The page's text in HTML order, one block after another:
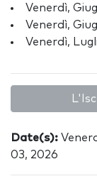
Venerdì,
Venerdì,
Venerdì,
Date(s):
03, 2026